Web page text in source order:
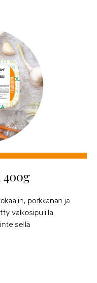
400g
porkkanan ja
valkosipulilla.